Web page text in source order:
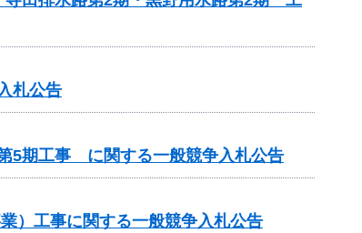
札公告
5期工事 に関する一般競争入札公告
）工事に関する一般競争入札公告